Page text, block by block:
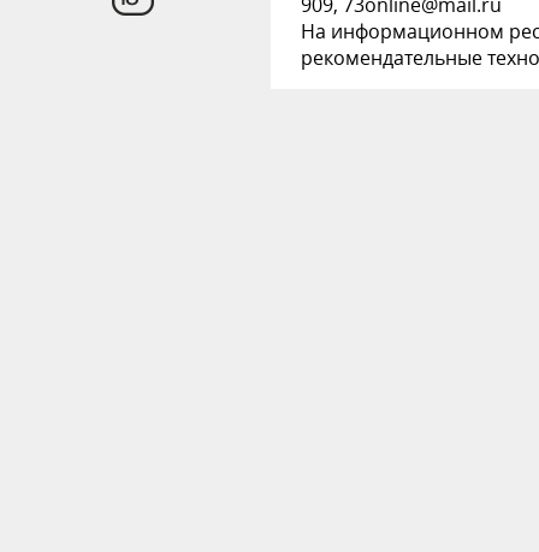
На информационном
рекомендательные